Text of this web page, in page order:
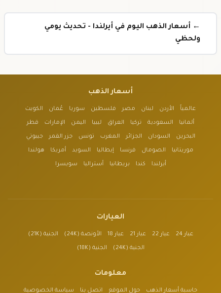
← أسعار الذهب اليوم في أيرلندا - تحديث يومي
ولحظي
أسعار الذهب
عالمياً الأردن لبنان مصر فلسطين سوريا عُمان الكويت
ألمانيا السعودية تركيا العراق ليبيا اليمن الإمارات قطر
البحرين السودان الجزائر المغرب تونس جزر القمر جيبوتي
موريتانيا الصومال فرنسا إيطاليا السويد أمريكا هولندا
أيرلندا كندا بريطانيا أستراليا سويسرا
العيارات
عيار 24 عيار 22 عيار 21 عيار 18 الأونصة (24K) الجنية (21K)
الجنية (24K) الجنية (18K)
معلومات
حاسبة أسعار الذهب حول الموقع اتصل بنا سياسة الخصوصية